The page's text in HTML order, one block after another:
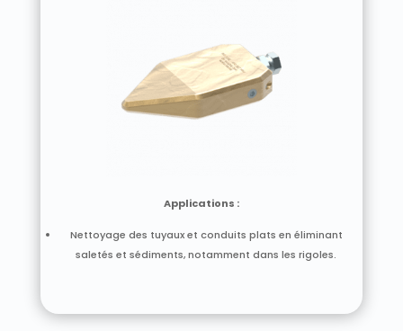
Applications :
Nettoyage des tuyaux et conduits plats en éliminant
saletés et sédiments, notamment dans les rigoles.